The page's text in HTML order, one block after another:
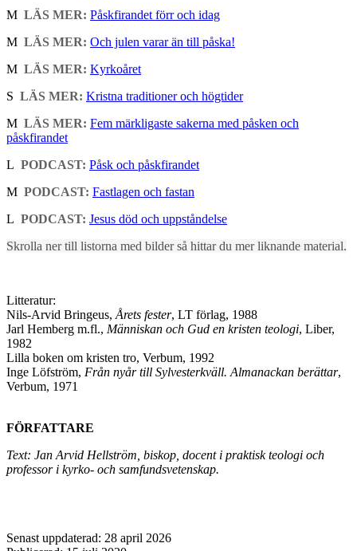
M LÄS MER: Påskfirandet förr och idag
M LÄS MER: Och julen varar än till påska!
M LÄS MER: Kyrkoåret
S LÄS MER: Kristna traditioner och högtider
M LÄS MER: Fem märkligaste sakerna med påsken och
påskfirandet
L PODCAST: Påsk och påskfirandet
M PODCAST: Fastlagen och fastan
L PODCAST: Jesus död och uppståndelse
Skrolla ner till listorna med bilder så hittar du mer liknande material.
Litteratur:
Nils-Arvid Bringeus, Årets fester, LT förlag, 1988
Jarl Hemberg m.fl., Människan och Gud en kristen teologi, Liber,
1982
Lilla boken om kristen tro, Verbum, 1992
Inge Löfström, Från nyår till Sylvesterkväll. Almanackan berättar,
Verbum, 1971
FÖRFATTARE
Text: Jan Arvid Hellström, biskop, docent i praktisk teologi och
professor i kyrko- och samfundsvetenskap.
Senast uppdaterad: 28 april 2026